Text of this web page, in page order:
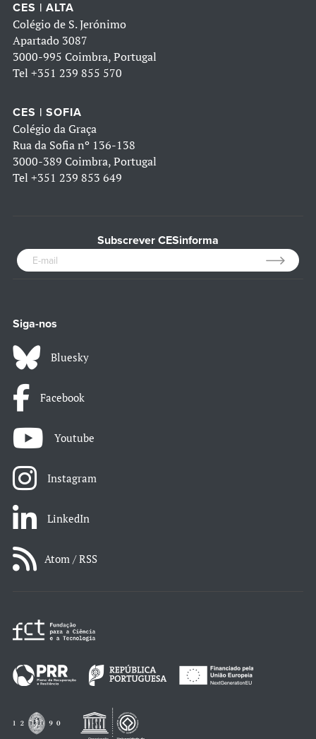
CES | ALTA
Colégio de S. Jerónimo
Apartado 3087
3000-995 Coimbra, Portugal
Tel +351 239 855 570
CES | SOFIA
Colégio da Graça
Rua da Sofia nº 136-138
3000-389 Coimbra, Portugal
Tel +351 239 853 649
Subscrever CESinforma
Siga-nos
Bluesky
Facebook
Youtube
Instagram
LinkedIn
Atom / RSS